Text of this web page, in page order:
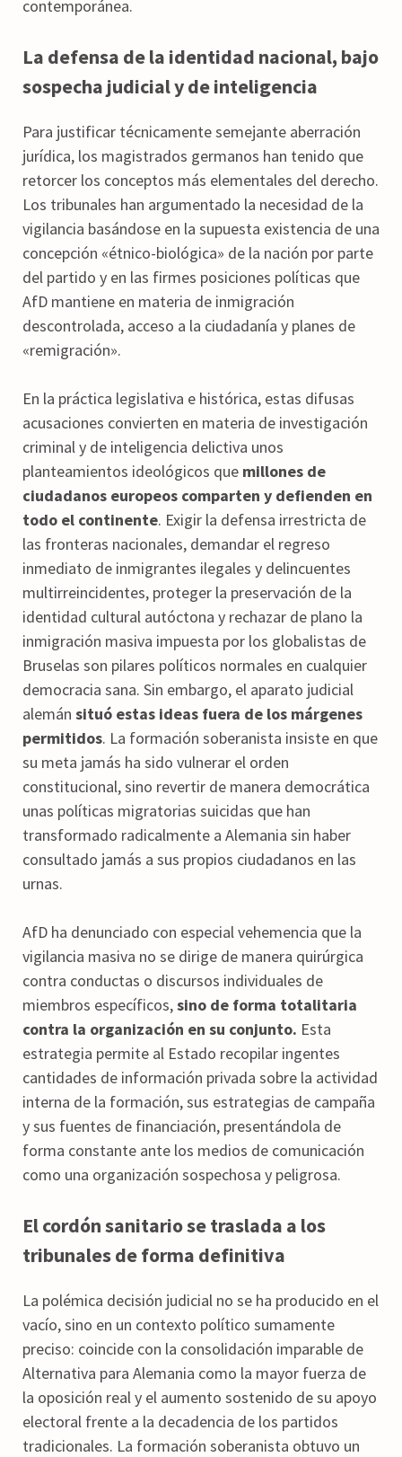
contemporánea.
La defensa de la identidad nacional, bajo
sospecha judicial y de inteligencia
Para justificar técnicamente semejante aberración
jurídica, los magistrados germanos han tenido que
retorcer los conceptos más elementales del derecho.
Los tribunales han argumentado la necesidad de la
vigilancia basándose en la supuesta existencia de una
concepción «étnico-biológica» de la nación por parte
del partido y en las firmes posiciones políticas que
AfD mantiene en materia de inmigración
descontrolada, acceso a la ciudadanía y planes de
«remigración».
En la práctica legislativa e histórica, estas difusas
acusaciones convierten en materia de investigación
criminal y de inteligencia delictiva unos
planteamientos ideológicos que millones de
ciudadanos europeos comparten y defienden en
todo el continente. Exigir la defensa irrestricta de
las fronteras nacionales, demandar el regreso
inmediato de inmigrantes ilegales y delincuentes
multirreincidentes, proteger la preservación de la
identidad cultural autóctona y rechazar de plano la
inmigración masiva impuesta por los globalistas de
Bruselas son pilares políticos normales en cualquier
democracia sana. Sin embargo, el aparato judicial
alemán situó estas ideas fuera de los márgenes
permitidos. La formación soberanista insiste en que
su meta jamás ha sido vulnerar el orden
constitucional, sino revertir de manera democrática
unas políticas migratorias suicidas que han
transformado radicalmente a Alemania sin haber
consultado jamás a sus propios ciudadanos en las
urnas.
AfD ha denunciado con especial vehemencia que la
vigilancia masiva no se dirige de manera quirúrgica
contra conductas o discursos individuales de
miembros específicos,sino de forma totalitaria
contra la organización en su conjunto. Esta
estrategia permite al Estado recopilar ingentes
cantidades de información privada sobre la actividad
interna de la formación, sus estrategias de campaña
y sus fuentes de financiación, presentándola de
forma constante ante los medios de comunicación
como una organización sospechosa y peligrosa.
El cordón sanitario se traslada a los
tribunales de forma definitiva
La polémica decisión judicial no se ha producido en el
vacío, sino en un contexto político sumamente
preciso: coincide con la consolidación imparable de
Alternativa para Alemania como la mayor fuerza de
la oposición real y el aumento sostenido de su apoyo
electoral frente a la decadencia de los partidos
tradicionales. La formación soberanista obtuvo un